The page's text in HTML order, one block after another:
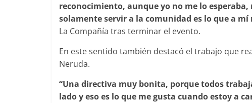
reconocimiento, aunque yo no me lo
solamente servir a la comunidad es lo que a mí
La Compañía tras terminar el evento.
En este sentido también destacó el trabajo que
Neruda.
“Una directiva muy bonita, porque todos
lado y eso es lo que me gusta cuando estoy a